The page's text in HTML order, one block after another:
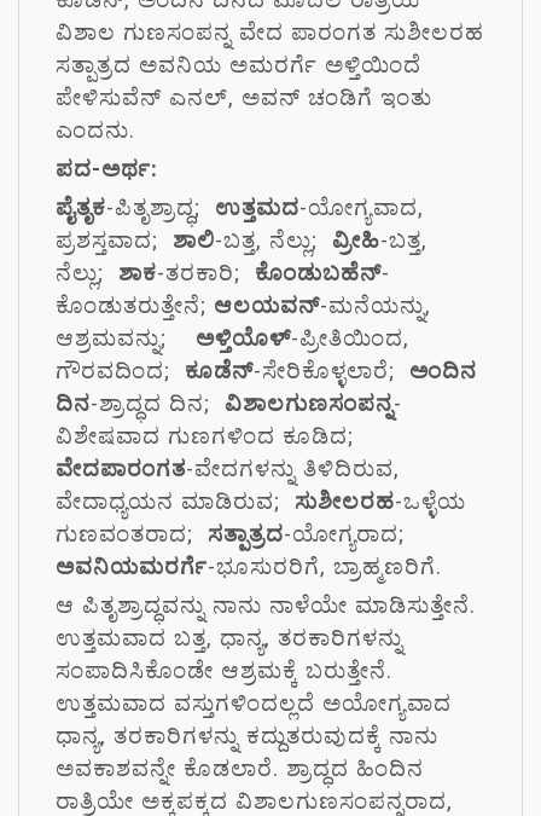
ವಿಶಾಲ ಗುಣಸಂಪನ್ನ ವೇದ ಪಾರಂಗತ ಸುಶೀಲರಹ
ಸತ್ಪಾತ್ರದ ಅವನಿಯ ಅಮರರ್ಗೆ ಅಳ್ತಿಯಿಂದೆ
ಪೇಳಿಸುವೆನ್ ಎನಲ್, ಅವನ್ ಚಂಡಿಗೆ ಇಂತು
ಎಂದನು.
ಪದ-ಅರ್ಥ:
ಪೈತೃಕ-ಪಿತೃಶ್ರಾದ್ಧ; ಉತ್ತಮದ-ಯೋಗ್ಯವಾದ,
ಪ್ರಶಸ್ತವಾದ; ಶಾಲಿ-ಬತ್ತ, ನೆಲ್ಲು; ವ್ರೀಹಿ-ಬತ್ತ,
ನೆಲ್ಲು; ಶಾಕ-ತರಕಾರಿ; ಕೊಂಡುಬಹೆನ್-
ಕೊಂಡುತರುತ್ತೇನೆ; ಆಲಯವನ್-ಮನೆಯನ್ನು,
ಆಶ್ರಮವನ್ನು; ಅಳ್ತಿಯೊಳ್-ಪ್ರೀತಿಯಿಂದ,
ಗೌರವದಿಂದ; ಕೂಡೆನ್-ಸೇರಿಕೊಳ್ಳಲಾರೆ; ಅಂದಿನ
ದಿನ-ಶ್ರಾದ್ಧದ ದಿನ; ವಿಶಾಲಗುಣಸಂಪನ್ನ-
ವಿಶೇಷವಾದ ಗುಣಗಳಿಂದ ಕೂಡಿದ;
ವೇದಪಾರಂಗತ-ವೇದಗಳನ್ನು ತಿಳಿದಿರುವ,
ವೇದಾಧ್ಯಯನ ಮಾಡಿರುವ; ಸುಶೀಲರಹ-ಒಳ್ಳೆಯ
ಗುಣವಂತರಾದ; ಸತ್ಪಾತ್ರದ-ಯೋಗ್ಯರಾದ;
ಅವನಿಯಮರರ್ಗೆ-ಭೂಸುರರಿಗೆ, ಬ್ರಾಹ್ಮಣರಿಗೆ.
ಆ ಪಿತೃಶ್ರಾದ್ಧವನ್ನು ನಾನು ನಾಳೆಯೇ ಮಾಡಿಸುತ್ತೇನೆ.
ಉತ್ತಮವಾದ ಬತ್ತ, ಧಾನ್ಯ, ತರಕಾರಿಗಳನ್ನು
ಸಂಪಾದಿಸಿಕೊಂಡೇ ಆಶ್ರಮಕ್ಕೆ ಬರುತ್ತೇನೆ.
ಉತ್ತಮವಾದ ವಸ್ತುಗಳಿಂದಲ್ಲದೆ ಅಯೋಗ್ಯವಾದ
ಧಾನ್ಯ, ತರಕಾರಿಗಳನ್ನು ಕದ್ದುತರುವುದಕ್ಕೆ ನಾನು
ಅವಕಾಶವನ್ನೇ ಕೊಡಲಾರೆ. ಶ್ರಾದ್ಧದ ಹಿಂದಿನ
ರಾತ್ರಿಯೇ ಅಕ್ಕಪಕ್ಕದ ವಿಶಾಲಗುಣಸಂಪನ್ನರಾದ,